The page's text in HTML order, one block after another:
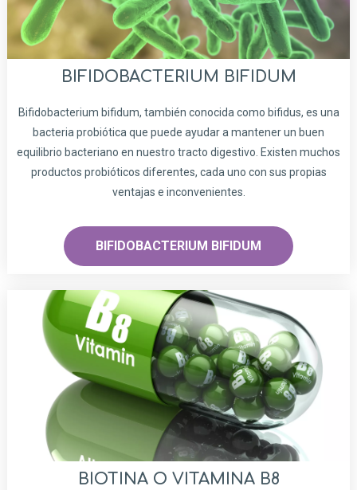
BIFIDOBACTERIUM BIFIDUM
Bifidobacterium bifidum, también conocida como bifidus, es una
bacteria probiótica que puede ayudar a mantener un buen
equilibrio bacteriano en nuestro tracto digestivo. Existen muchos
productos probióticos diferentes, cada uno con sus propias
ventajas e inconvenientes.
BIFIDOBACTERIUM BIFIDUM
BIOTINA O VITAMINA B8